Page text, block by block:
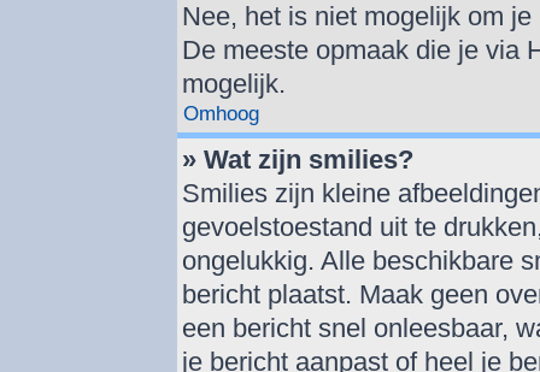
Nee, het is niet mogelijk om
De meeste opmaak die je via
mogelijk.
Omhoog
» Wat zijn smilies?
Smilies zijn kleine
gevoelstoestand uit te
ongelukkig. Alle beschikbare
bericht plaatst. Maak geen
een bericht snel onleesbaar,
je bericht aanpast of heel je